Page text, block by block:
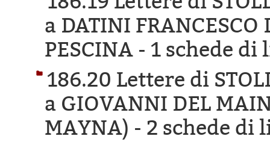
a DATINI FRANCESCO
PESCINA - 1 schede
186.20 Lettere di
a GIOVANNI DEL
MAYNA) - 2 schede di